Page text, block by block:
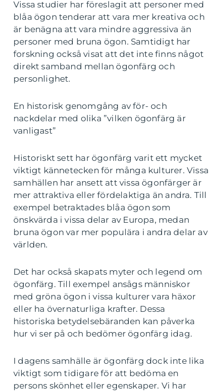
Vissa studier har föreslagit att personer med
blåa ögon tenderar att vara mer kreativa och
är benägna att vara mindre aggressiva än
personer med bruna ögon. Samtidigt har
forskning också visat att det inte finns något
direkt samband mellan ögonfärg och
personlighet.
En historisk genomgång av för- och
nackdelar med olika ”vilken ögonfärg är
vanligast”
Historiskt sett har ögonfärg varit ett mycket
viktigt kännetecken för många kulturer. Vissa
samhällen har ansett att vissa ögonfärger är
mer attraktiva eller fördelaktiga än andra. Till
exempel betraktades blåa ögon som
önskvärda i vissa delar av Europa, medan
bruna ögon var mer populära i andra delar av
världen.
Det har också skapats myter och legend om
ögonfärg. Till exempel ansågs människor
med gröna ögon i vissa kulturer vara häxor
eller ha övernaturliga krafter. Dessa
historiska betydelsebäranden kan påverka
hur vi ser på och bedömer ögonfärg idag.
I dagens samhälle är ögonfärg dock inte lika
viktigt som tidigare för att bedöma en
persons skönhet eller egenskaper. Vi har